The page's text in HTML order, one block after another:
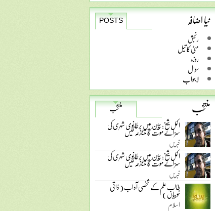
نیا اضافہ
POSTS
رنجش
مٹی کا تیل
روزہ
سوال
لاجواب
منتخب
منتخب
اکمل شیخ: چین میں برطانوی شہری کی
سزائے موت کا متنازعہ کیس
خبریں
اکمل شیخ: چین میں برطانوی شہری کی
سزائے موت کا متنازعہ کیس
خبریں
طالب علم کے شخصی آداب ( ذاتی
خوبیاں )
اسلام